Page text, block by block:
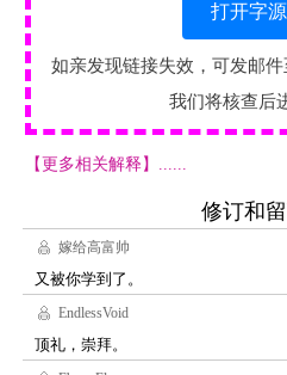
打开字
如亲发现链接失效，可发邮件
我们将核查后
【更多相关解释】......